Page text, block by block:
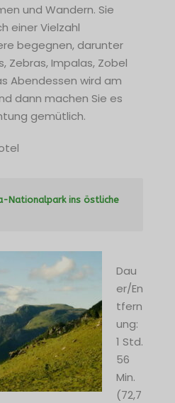
und Wandern. Sie
einer Vielzahl
begegnen, darunter
Zebras, Impalas, Zobel
Abendessen wird am
dann machen Sie es
gemütlich.
Nationalpark ins östliche
Dau
er/En
tfern
ung:
1 Std.
56
Min.
(72,7